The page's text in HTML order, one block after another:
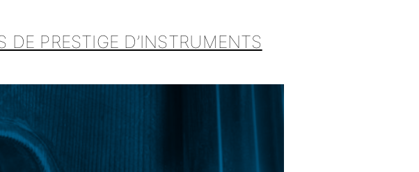
PRESTIGE D’INSTRUMENTS